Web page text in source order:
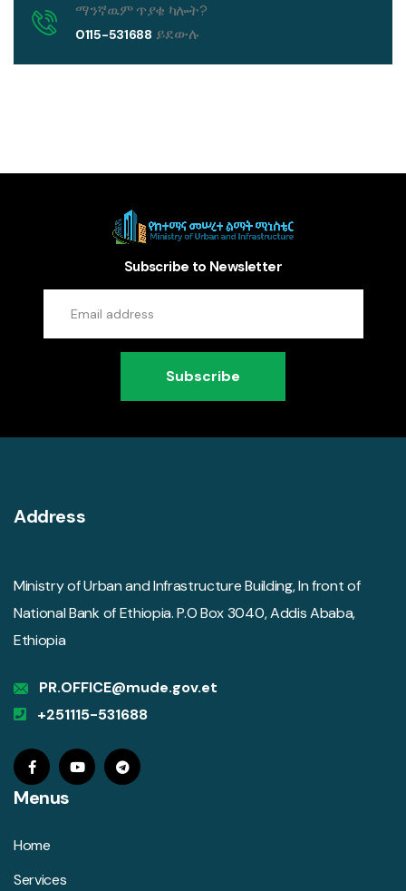
ማንኛዉም ጥያቄ ካሎት?
0115-531688 ይደውሉ
Subscribe to Newsletter
Subscribe
Address
Ministry of Urban and Infrastructure Building, In front of
National Bank of Ethiopia. P.O Box 3040, Addis Ababa,
Ethiopia
PR.OFFICE@mude.gov.et
+251115-531688
Menus
Home
Services